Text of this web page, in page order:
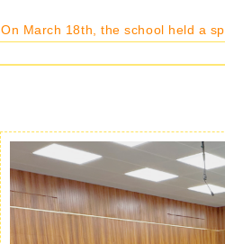
On March 18th, the school held a